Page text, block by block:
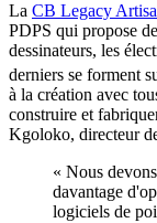
La CB Legacy
PDPS qui propose
dessinateurs, les
derniers se forment
à la création avec
construire et
Kgoloko, directeur
« Nous
davantage
logiciels de